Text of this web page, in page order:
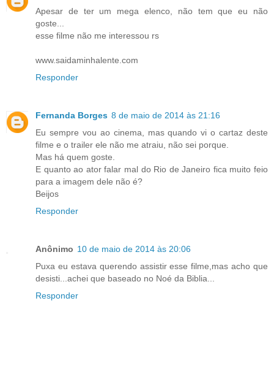
Apesar de ter um mega elenco, não tem que eu não
goste...
esse filme não me interessou rs
www.saidaminhalente.com
Responder
Fernanda Borges 8 de maio de 2014 às 21:16
Eu sempre vou ao cinema, mas quando vi o cartaz deste
filme e o trailer ele não me atraiu, não sei porque.
Mas há quem goste.
E quanto ao ator falar mal do Rio de Janeiro fica muito feio
para a imagem dele não é?
Beijos
Responder
Anônimo 10 de maio de 2014 às 20:06
Puxa eu estava querendo assistir esse filme,mas acho que
desisti...achei que baseado no Noé da Biblia...
Responder